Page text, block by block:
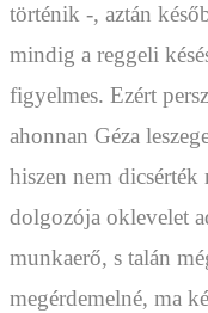
történik -, aztán
mindig a reggeli
figyelmes. Ezért
ahonnan Géza
hiszen nem dicsérték
dolgozója oklevelet
munkaerő, s talán
megérdemelné, ma